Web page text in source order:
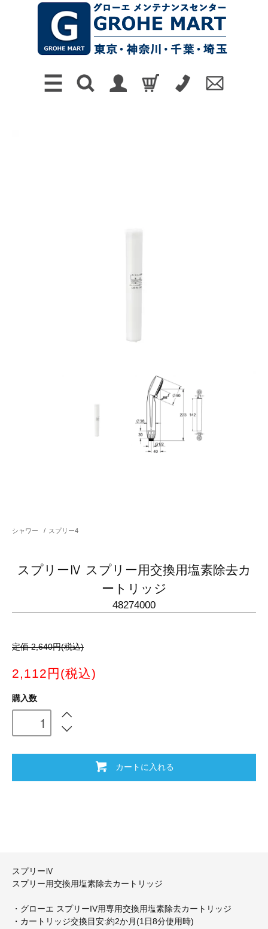
シャワー / スプリー4
スプリーⅣ スプリー用交換用塩素除去カ
ートリッジ
48274000
定価 2,640円(税込)
2,112円(税込)
購入数
カートに入れる
スプリーⅣ
スプリー用交換用塩素除去カートリッジ
・グローエ スプリーIV用専用交換用塩素除去カートリッジ
・カートリッジ交換目安:約2か月(1日8分使用時)